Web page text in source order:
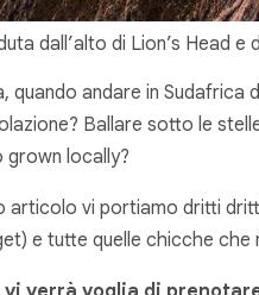
dall’alto di Lion’s Head
quando andare in
Ballare sotto le
grown locally?
articolo vi portiamo dritti
e tutte quelle chicche